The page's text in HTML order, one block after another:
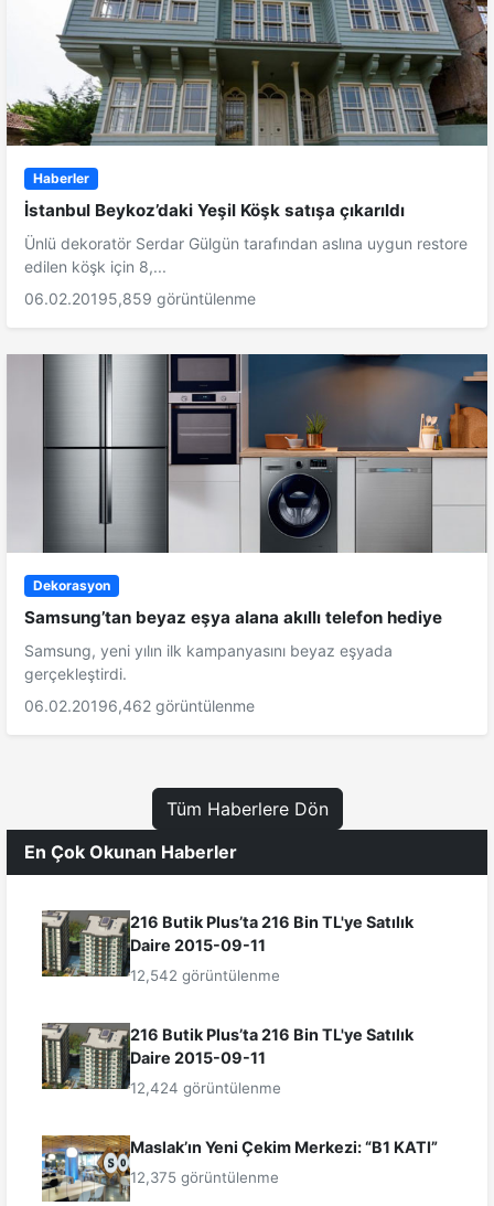
Haberler
İstanbul Beykoz’daki Yeşil Köşk satışa çıkarıldı
Ünlü dekoratör Serdar Gülgün tarafından aslına uygun restore
edilen köşk için 8,...
06.02.20195,859 görüntülenme
Dekorasyon
Samsung’tan beyaz eşya alana akıllı telefon hediye
Samsung, yeni yılın ilk kampanyasını beyaz eşyada
gerçekleştirdi.
06.02.20196,462 görüntülenme
Tüm Haberlere Dön
En Çok Okunan Haberler
216 Butik Plus’ta 216 Bin TL'ye Satılık
Daire 2015-09-11
12,542 görüntülenme
216 Butik Plus’ta 216 Bin TL'ye Satılık
Daire 2015-09-11
12,424 görüntülenme
Maslak’ın Yeni Çekim Merkezi: “B1 KATI”
12,375 görüntülenme